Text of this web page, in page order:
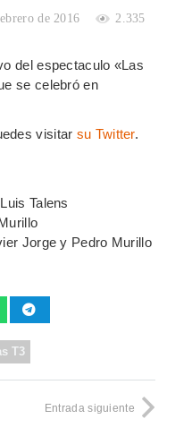
de 2016 2.335
del espectaculo «Las
se celebró en
visitar su Twitter.
Talens
Jorge y Pedro Murillo
T3
Entrada siguiente